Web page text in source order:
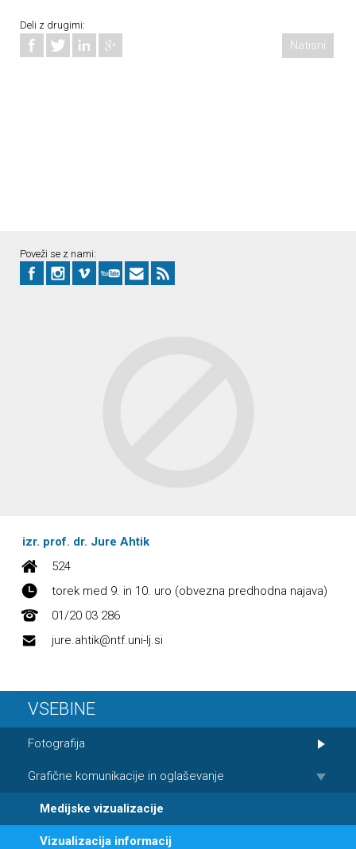
Deli z drugimi:
Natisni
Poveži se z nami:
izr. prof. dr. Jure Ahtik
524
torek med 9. in 10. uro (obvezna predhodna najava)
01/20 03 286
jure.ahtik@ntf.uni-lj.si
VSEBINE
Fotografija
Grafične komunikacije in oglaševanje
Medijske vizualizacije
Vizualizacija informacij